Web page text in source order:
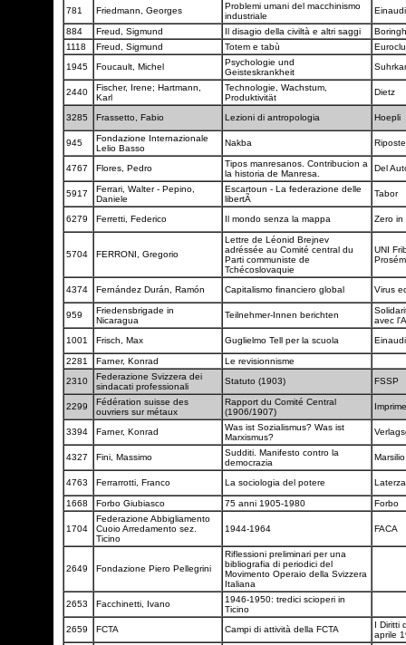
781 Friedmann, Georges
Problemi umani del macchinismo
industriale
884 Freud, Sigmund Il disagio della civiltà e altri saggi
1118
Freud, Sigmund Totem e tabù
1945
Foucault, Michel
Psychologie und
Geisteskrankheit
2440
Fischer, Irene; Hartmann,
Karl
Technologie, Wachstum,
Produktivität
Dietz
3285 Frassetto, Fabio Lezioni di antropologia Hoepli
945
Fondazione Internazionale
Lelio Basso
Nakba
4767 Flores, Pedro
Tipos manresanos. Contribucion a
la historia de Manresa.
Del
5917
Ferrari, Walter - Pepino,
Daniele
Escartoun - La federazione delle
libertÃ
Tabor
6279 Ferretti, Federico Il mondo senza la mappa Zero
5704 FERRONI, Gregorio
Lettre de Léonid Brejnev
adréssée au Comité central du
Parti communiste de
Tchécoslovaquie
UNI
4374 Fernández Durán, Ramón Capitalismo financiero global Virus
959
Friedensbrigade in
Nicaragua
Teilnehmer-Innen berichten
avec
1001
Frisch, Max Guglielmo Tell per la scuola
2281 Farner, Konrad
Le revisionnisme
2310
Federazione Svizzera dei
sindacati professionali
Statuto (1903) FSSP
2299
Fédération suisse des
ouvriers sur métaux
Rapport du Comité Central
(1906/1907)
3394 Farner, Konrad
Was ist Sozialismus? Was ist
Marxismus?
4327 Fini, Massimo
Sudditi. Manifesto contro la
democrazia
4763 Ferrarrotti, Franco La sociologia del potere
1668 Forbo Giubiasco 75 anni 1905-1980 Forbo
1704
Federazione Abbigliamento
Cuoio Arredamento sez.
Ticino
1944-1964 FACA
2649 Fondazione Piero Pellegrini
Riflessioni preliminari per una
bibliografia di periodici del
Movimento Operaio della Svizzera
Italiana
2653
Facchinetti, Ivano
1946-1950: tredici scioperi in
Ticino
2659
FCTA Campi di attività della FCTA
I Diritti
aprile